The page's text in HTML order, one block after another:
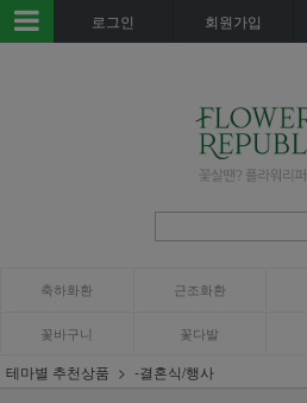
로그인 회원가입
축하화환 근조화환
꽃바구니 꽃다발
테마별 추천상품 -결혼식/행사